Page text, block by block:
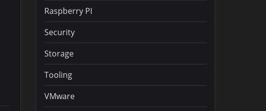
Raspberry PI
Security
Storage
Tooling
VMware